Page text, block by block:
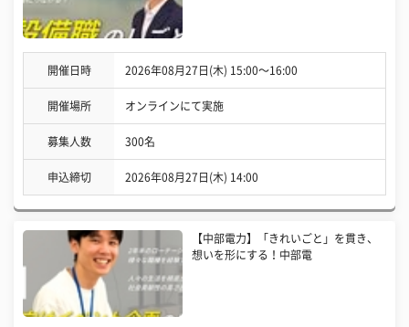
開催日時 2026年08月27日(木) 15:00〜16:00
開催場所 オンラインにて実施
募集人数 300名
申込締切 2026年08月27日(木) 14:00
【中部電力】「きれいごと」を貫き、
想いを形にする！中部電